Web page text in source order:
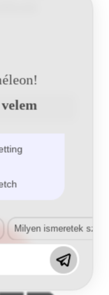
Milyen ismeretek